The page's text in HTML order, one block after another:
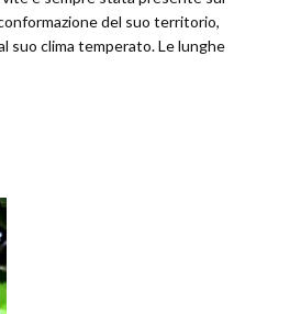
del suo territorio,
suo clima temperato. Le lunghe